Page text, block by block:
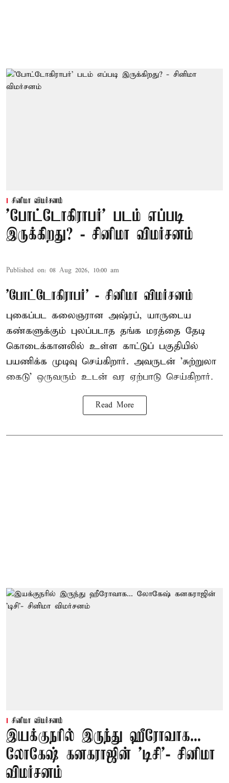
சினிமா விமர்சனம்
'போட்டோகிராபர்' படம் எப்படி
இருக்கிறது? - சினிமா விமர்சனம்
Published on: 08 Aug 2026, 10:00 am
'போட்டோகிராபர்' - சினிமா விமர்சனம்
புகைப்பட கலைஞரான அஷ்ரப், யாருடைய
கண்களுக்கும் புலப்படாத தங்க மரத்தை தேடி
கொடைக்கானலில் உள்ள காட்டுப் பகுதியில்
பயணிக்க முடிவு செய்கிறார். அவருடன் 'சுற்றுலா
கைடு' ஒருவரும் உடன் வர ஏற்பாடு செய்கிறார்.
Read More
சினிமா விமர்சனம்
இயக்குநரில் இருந்து ஹீரோவாக...
லோகேஷ் கனகராஜின் 'டிசி'- சினிமா
விமர்சனம்